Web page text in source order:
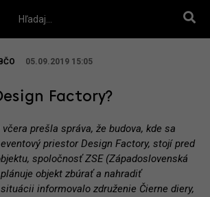
05.09.2019 15:05
Factory?
prešla správa, že budova, kde sa
priestor Design Factory, stojí pred
spoločnosť ZSE (Západoslovenská
objekt zbúrať a nahradiť
informovalo združenie Čierne diery,